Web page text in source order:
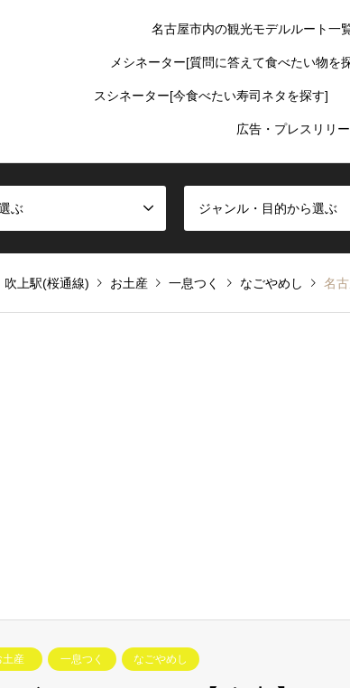
名古屋市内の観光モデルルート一
メシネーター[質問に答えて食べたい物を
スシネーター[今食べたい寿司ネタを探す]
広告・プレスリリ
ぶ ジャンル・目的から選ぶ
吹上駅(桜通線) お土産 一息つく なごやめし 名
土産 一息つく なごやめし